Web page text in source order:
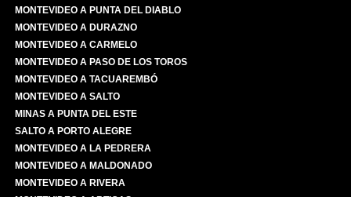
MONTEVIDEO A PUNTA DEL DIABLO
MONTEVIDEO A DURAZNO
MONTEVIDEO A CARMELO
MONTEVIDEO A PASO DE LOS TOROS
MONTEVIDEO A TACUAREMBÓ
MONTEVIDEO A SALTO
MINAS A PUNTA DEL ESTE
SALTO A PORTO ALEGRE
MONTEVIDEO A LA PEDRERA
MONTEVIDEO A MALDONADO
MONTEVIDEO A RIVERA